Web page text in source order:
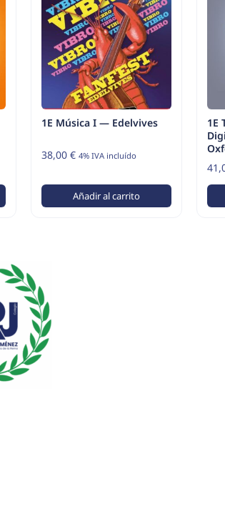
1E Música I — Edelvives
38,00 € 4% IVA incluído
Añadir al carrito
1E